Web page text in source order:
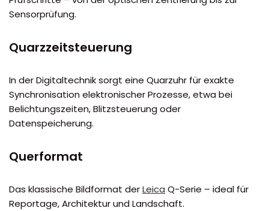
Sensorprüfung.
Quarzzeitsteuerung
In der Digitaltechnik sorgt eine Quarzuhr für exakte
Synchronisation elektronischer Prozesse, etwa bei
Belichtungszeiten, Blitzsteuerung oder
Datenspeicherung.
Querformat
Das klassische Bildformat derLeica Q-Serie – ideal für
Reportage, Architektur und Landschaft.